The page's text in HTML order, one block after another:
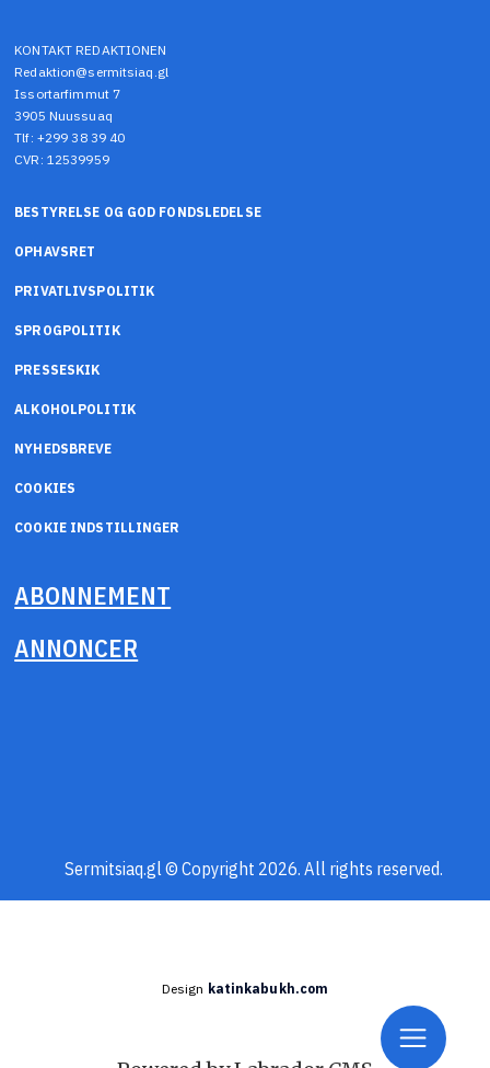
KONTAKT REDAKTIONEN
Redaktion@sermitsiaq.gl
Issortarfimmut 7
3905 Nuussuaq
Tlf: +299 38 39 40
CVR: 12539959
BESTYRELSE OG GOD FONDSLEDELSE
OPHAVSRET
PRIVATLIVSPOLITIK
SPROGPOLITIK
PRESSESKIK
ALKOHOLPOLITIK
NYHEDSBREVE
COOKIES
COOKIE INDSTILLINGER
ABONNEMENT
ANNONCER
Sermitsiaq.gl © Copyright 2026. All rights reserved.
Design katinkabukh.com